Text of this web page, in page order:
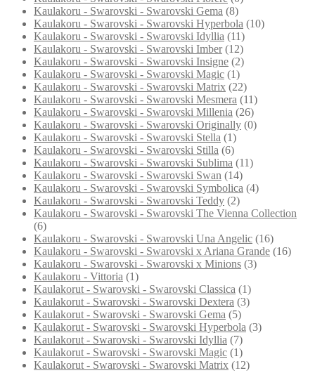
Kaulakoru - Swarovski - Swarovski Gema (8)
Kaulakoru - Swarovski - Swarovski Hyperbola (10)
Kaulakoru - Swarovski - Swarovski Idyllia (11)
Kaulakoru - Swarovski - Swarovski Imber (12)
Kaulakoru - Swarovski - Swarovski Insigne (2)
Kaulakoru - Swarovski - Swarovski Magic (1)
Kaulakoru - Swarovski - Swarovski Matrix (22)
Kaulakoru - Swarovski - Swarovski Mesmera (11)
Kaulakoru - Swarovski - Swarovski Millenia (26)
Kaulakoru - Swarovski - Swarovski Originally (0)
Kaulakoru - Swarovski - Swarovski Stella (1)
Kaulakoru - Swarovski - Swarovski Stilla (6)
Kaulakoru - Swarovski - Swarovski Sublima (11)
Kaulakoru - Swarovski - Swarovski Swan (14)
Kaulakoru - Swarovski - Swarovski Symbolica (4)
Kaulakoru - Swarovski - Swarovski Teddy (2)
Kaulakoru - Swarovski - Swarovski The Vienna Collection
(6)
Kaulakoru - Swarovski - Swarovski Una Angelic (16)
Kaulakoru - Swarovski - Swarovski x Ariana Grande (16)
Kaulakoru - Swarovski - Swarovski x Minions (3)
Kaulakoru - Vittoria (1)
Kaulakorut - Swarovski - Swarovski Classica (1)
Kaulakorut - Swarovski - Swarovski Dextera (3)
Kaulakorut - Swarovski - Swarovski Gema (5)
Kaulakorut - Swarovski - Swarovski Hyperbola (3)
Kaulakorut - Swarovski - Swarovski Idyllia (7)
Kaulakorut - Swarovski - Swarovski Magic (1)
Kaulakorut - Swarovski - Swarovski Matrix (12)